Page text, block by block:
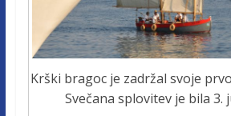
Krški bragoc je zadržal svoje
Svečana splovitev je bila 3.